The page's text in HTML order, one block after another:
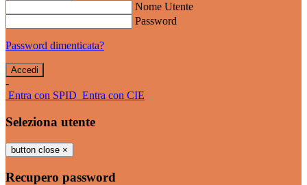
Nome Utente
Password
Password dimenticata?
-
Entra con SPID Entra con CIE
Seleziona utente
button close ×
Recupero password